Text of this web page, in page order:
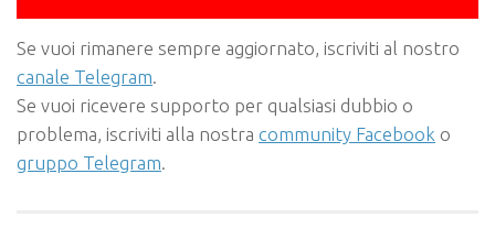
Se vuoi rimanere sempre aggiornato, iscriviti al nostro
canale Telegram
Se vuoi ricevere supporto per qualsiasi dubbio o
problema, iscriviti alla nostra community Facebook o
gruppo Telegram